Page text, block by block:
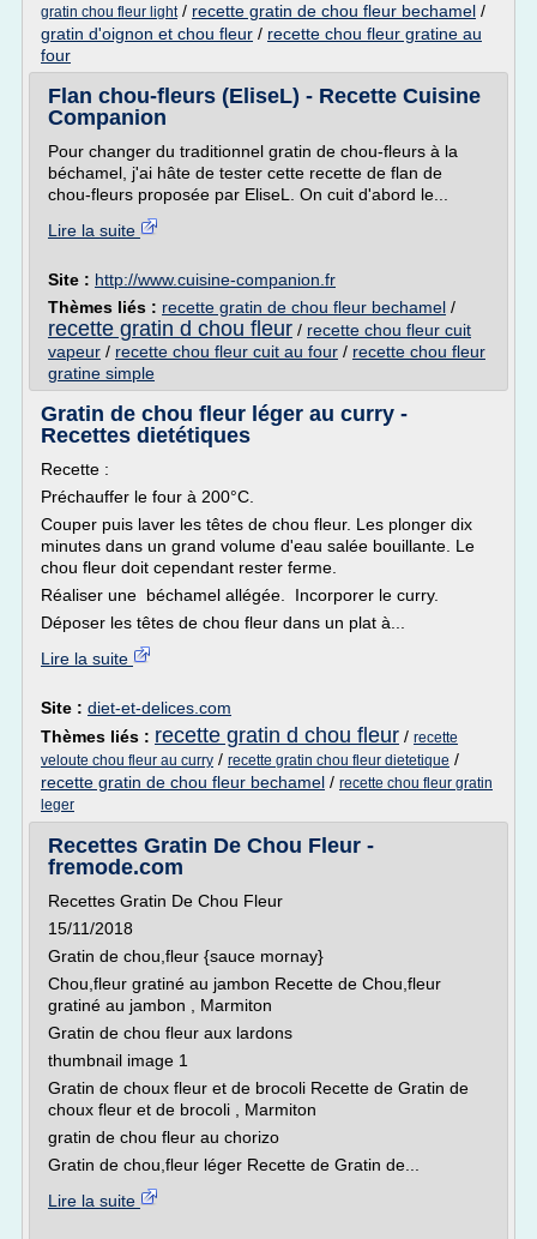
gratin chou fleur light/ recette gratin de chou fleur bechamel /
gratin d'oignon et chou fleur / recette chou fleur gratine au
four
Flan chou-fleurs (EliseL) - Recette Cuisine
Companion
Pour changer du traditionnel gratin de chou-fleurs à la
béchamel, j'ai hâte de tester cette recette de flan de
chou-fleurs proposée par EliseL. On cuit d'abord le...
Lire la suite
Site : http://www.cuisine-companion.fr
Thèmes liés : recette gratin de chou fleur bechamel /
recette gratin d chou fleur / recette chou fleur cuit
vapeur / recette chou fleur cuit au four / recette chou fleur
gratine simple
Gratin de chou fleur léger au curry -
Recettes dietétiques
Recette :
Préchauffer le four à 200°C.
Couper puis laver les têtes de chou fleur. Les plonger dix
minutes dans un grand volume d'eau salée bouillante. Le
chou fleur doit cependant rester ferme.
Réaliser une béchamel allégée. Incorporer le curry.
Déposer les têtes de chou fleur dans un plat à...
Lire la suite
Site : diet-et-delices.com
Thèmes liés : recette gratin d chou fleur / recette
veloute chou fleur au curry / recette gratin chou fleur dietetique /
recette gratin de chou fleur bechamel / recette chou fleur gratin
leger
Recettes Gratin De Chou Fleur -
fremode.com
Recettes Gratin De Chou Fleur
15/11/2018
Gratin de chou,fleur {sauce mornay}
Chou,fleur gratiné au jambon Recette de Chou,fleur
gratiné au jambon , Marmiton
Gratin de chou fleur aux lardons
thumbnail image 1
Gratin de choux fleur et de brocoli Recette de Gratin de
choux fleur et de brocoli , Marmiton
gratin de chou fleur au chorizo
Gratin de chou,fleur léger Recette de Gratin de...
Lire la suite